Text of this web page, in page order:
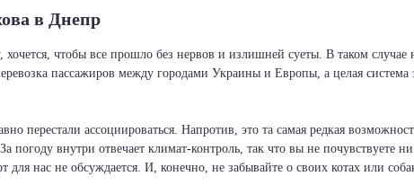
в Днепр
чтобы все прошло без нервов и излишней суеты. В таком
пассажиров между городами Украины и Европы, а целая
перестали ассоциироваться. Напротив, это та самая редкая
погоду внутри отвечает климат-контроль, так что вы не
для нас не обсуждается. И, конечно, не забывайте о своих котах или